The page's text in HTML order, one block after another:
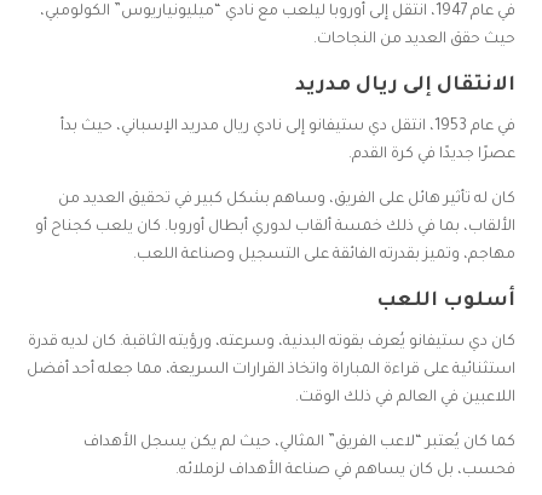
في عام 1947، انتقل إلى أوروبا ليلعب مع نادي “ميليونياريوس” الكولومبي،
حيث حقق العديد من النجاحات.
الانتقال إلى ريال مدريد
في عام 1953، انتقل دي ستيفانو إلى نادي ريال مدريد الإسباني، حيث بدأ
عصرًا جديدًا في كرة القدم.
كان له تأثير هائل على الفريق، وساهم بشكل كبير في تحقيق العديد من
الألقاب، بما في ذلك خمسة ألقاب لدوري أبطال أوروبا. كان يلعب كجناح أو
مهاجم، وتميز بقدرته الفائقة على التسجيل وصناعة اللعب.
أسلوب اللعب
كان دي ستيفانو يُعرف بقوته البدنية، وسرعته، ورؤيته الثاقبة. كان لديه قدرة
استثنائية على قراءة المباراة واتخاذ القرارات السريعة، مما جعله أحد أفضل
اللاعبين في العالم في ذلك الوقت.
كما كان يُعتبر “لاعب الفريق” المثالي، حيث لم يكن يسجل الأهداف
فحسب، بل كان يساهم في صناعة الأهداف لزملائه.